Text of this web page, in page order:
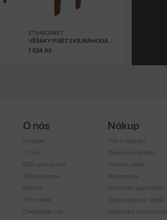
VĚŠÁKY PI SET 2 KS, MAHOGANY
ETHNICRAFT
1 534 Kč
O nás
Kontakt
O nás
B2B spolupráce
B2B realizace
Kariéra
Pro média
Ohodnoťte nás
Nákup
Vše o nákupu
Doprava a platba
Vrácení zboží
Reklamace
Obchodní podmínky
Zpracování os. údajů
Odstoupit od smlouvy